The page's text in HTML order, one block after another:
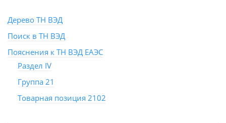
Дерево ТН ВЭД
Поиск в ТН ВЭД
Пояснения к ТН ВЭД ЕАЭС
Раздел IV
Группа 21
Товарная позиция 2102